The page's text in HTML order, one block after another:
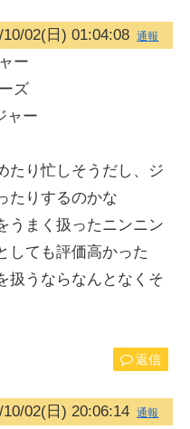
02(日) 01:04:08 通報
ー
ズ
ャー
たり忙しそうだし、ジ
たりするのかな
うまく扱ったニンニン
しても評価高かった
扱うならなんとなくそ
返信
02(日) 20:06:14 通報